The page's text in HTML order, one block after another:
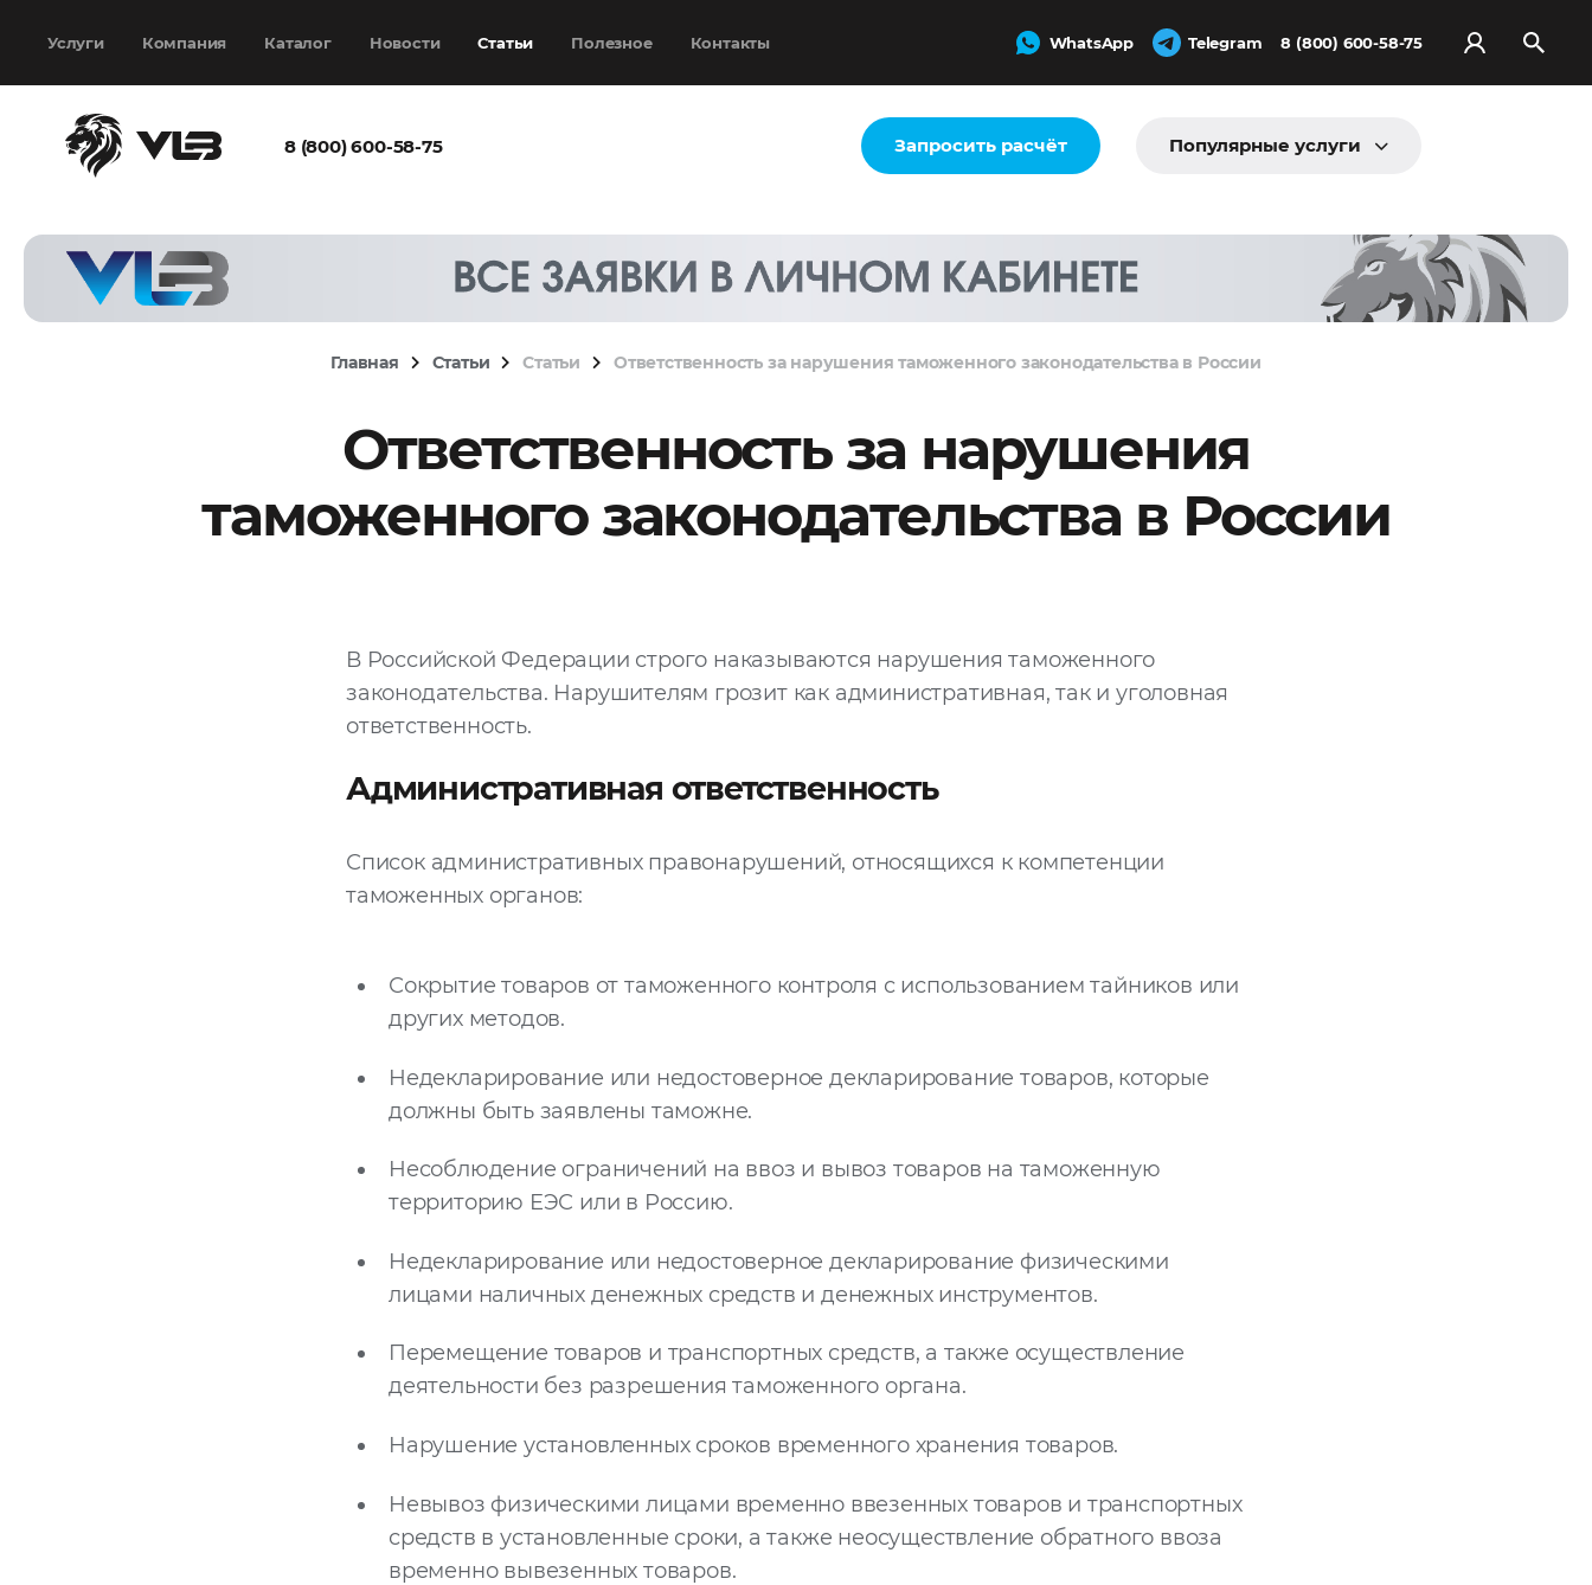
Услуги Компания Каталог Новости Статьи Полезное Контакты WhatsApp Telegram 8 (800) 600-58-75
8 (800) 600-58-75 Запросить расчёт Популярные услуги
Главная Статьи Статьи Ответственность за нарушения таможенного законодательства в России
Ответственность за нарушения
таможенного законодательства в России
В Российской Федерации строго наказываются нарушения таможенного
законодательства. Нарушителям грозит как административная, так и уголовная
ответственность.
Административная ответственность
Список административных правонарушений, относящихся к компетенции
таможенных органов:
Сокрытие товаров от таможенного контроля с использованием тайников или
других методов.
Недекларирование или недостоверное декларирование товаров, которые
должны быть заявлены таможне.
Несоблюдение ограничений на ввоз и вывоз товаров на таможенную
территорию ЕЭС или в Россию.
Недекларирование или недостоверное декларирование физическими
лицами наличных денежных средств и денежных инструментов.
Перемещение товаров и транспортных средств, а также осуществление
деятельности без разрешения таможенного органа.
Нарушение установленных сроков временного хранения товаров.
Невывоз физическими лицами временно ввезенных товаров и транспортных
средств в установленные сроки, а также неосуществление обратного ввоза
временно вывезенных товаров.
выбран
Согласен с
политикой
конфиденциальности
и наобработку моих